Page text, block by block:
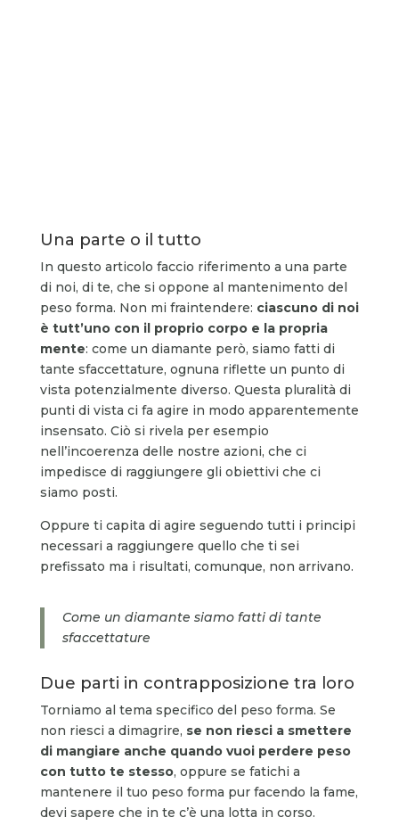
Una parte o il tutto
In questo articolo faccio riferimento a una parte
di noi, di te, che si oppone al mantenimento del
peso forma. Non mi fraintendere: ciascuno di noi
è tutt’uno con il proprio corpo e la propria
mente: come un diamante però, siamo fatti di
tante sfaccettature, ognuna riflette un punto di
vista potenzialmente diverso. Questa pluralità di
punti di vista ci fa agire in modo apparentemente
insensato. Ciò si rivela per esempio
nell’incoerenza delle nostre azioni, che ci
impedisce di raggiungere gli obiettivi che ci
siamo posti.
Oppure ti capita di agire seguendo tutti i principi
necessari a raggiungere quello che ti sei
prefissato ma i risultati, comunque, non arrivano.
Come un diamante siamo fatti di tante
sfaccettature
Due parti in contrapposizione tra loro
Torniamo al tema specifico del peso forma. Se
non riesci a dimagrire, se non riesci a smettere
di mangiare anche quando vuoi perdere peso
con tutto te stesso, oppure se fatichi a
mantenere il tuo peso forma pur facendo la fame,
devi sapere che in te c’è una lotta in corso.